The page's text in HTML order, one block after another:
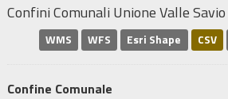
Confini Comunali Unione Valle
WMS WFS Esri Shape CSV
Confine Comunale